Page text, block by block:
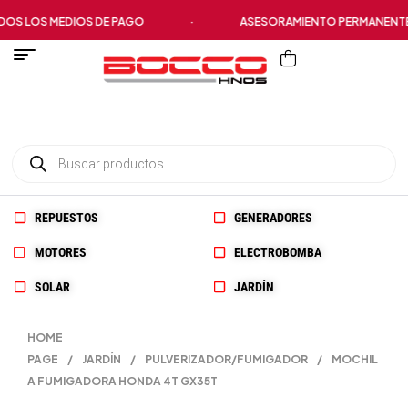
LOS MEDIOS DE PAGO ASESORAMIENTO PERMANENTE
REPUESTOS GENERADORES
MOTORES ELECTROBOMBA
SOLAR JARDÍN
HOME
PAGE
/ JARDÍN / PULVERIZADOR/FUMIGADOR /
MOCHIL
A FUMIGADORA HONDA 4T GX35T